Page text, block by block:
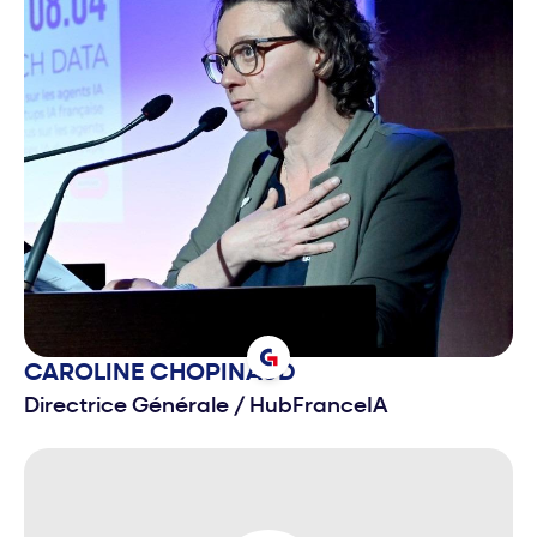
CAROLINE CHOPINAUD
Directrice Générale / HubFranceIA